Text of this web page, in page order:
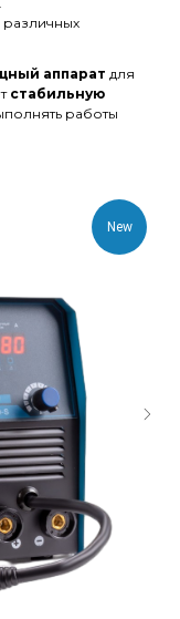
различных
аппарат для
стабильную
работы
New